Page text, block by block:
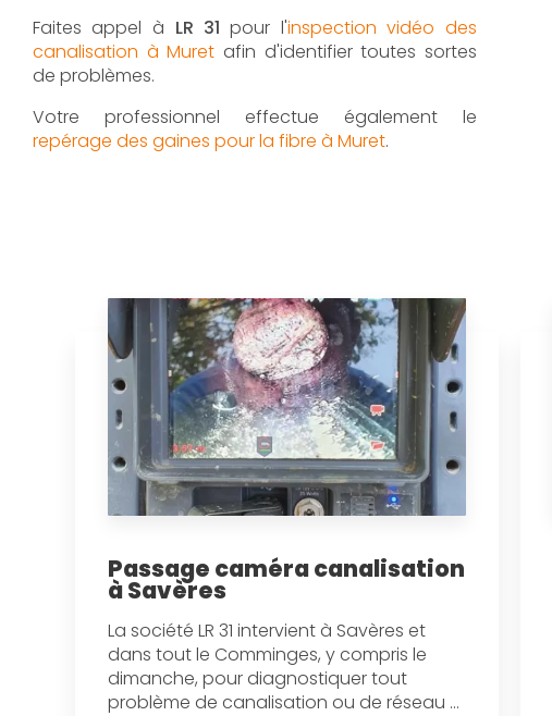
Faites appel à LR 31 pour l'inspection vidéo des
canalisation à Muret afin d'identifier toutes sortes
de problèmes.
Votre professionnel effectue également le
repérage des gaines pour la fibre à Muret.
Passage caméra canalisation
à Savères
La société LR 31 intervient à Savères et
dans tout le Comminges, y compris le
dimanche, pour diagnostiquer tout
problème de canalisation ou de réseau ...